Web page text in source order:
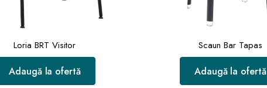
Loria BRT Visitor
Adaugă la ofertă
Scaun Bar Tapas
Adaugă la ofertă